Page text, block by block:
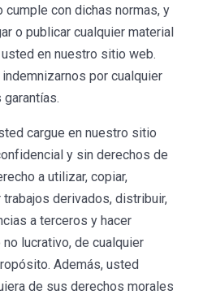
con dichas normas, y
o publicar cualquier material
en nuestro sitio web.
por cualquier
cargue en nuestro sitio
y sin derechos de
a utilizar, copiar,
trabajos derivados, distribuir,
a terceros y hacer
lucrativo, de cualquier
Además, usted
de sus derechos morales